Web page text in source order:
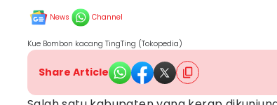
News Channel
Kue Bombon kacang TingTing (Tokopedia)
Share Article